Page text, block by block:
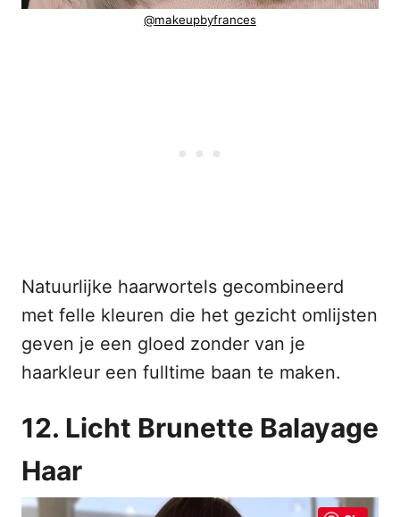
@makeupbyfrances
Natuurlijke haarwortels gecombineerd
met felle kleuren die het gezicht omlijsten
geven je een gloed zonder van je
haarkleur een fulltime baan te maken.
12. Licht Brunette Balayage
Haar